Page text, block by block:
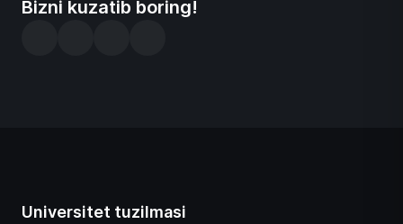
ular faoliyatining samaradorligini baholash
Bizni kuzatib boring!
Universitet tuzilmasi